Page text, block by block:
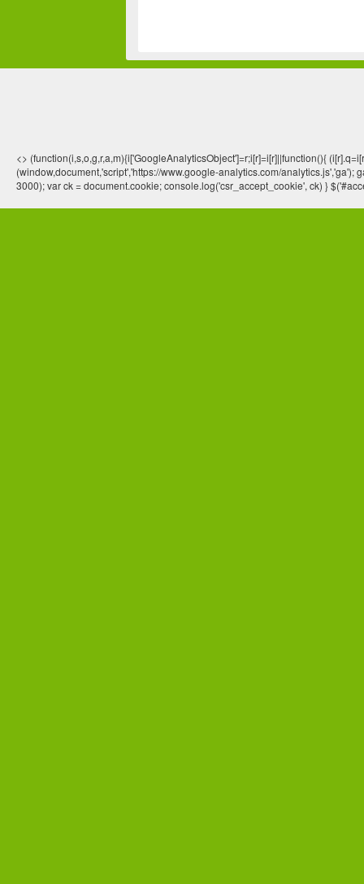
<> (function(i,s,o,g,r,a,m){i['GoogleAnalyticsObject']=r;i[r]=i[r]||function(){
(window,document,'script','https://www.google-analytics.com/
3000); var ck = document.cookie; console.log('csr_accept_cookie', ck) }